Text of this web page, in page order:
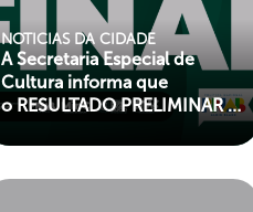
NOTICIAS DA CIDADE
A Secretaria Especial de
Cultura informa que
o RESULTADO PRELIMINAR e
CLASSIFICAÇÃO – EDITAL
01/2025 – POLÍTICA